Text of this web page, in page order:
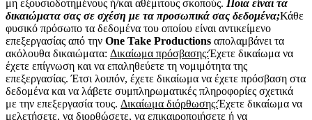
μη εξουσιοδοτημένους ή/και αθέμιτους σκοπούς. Ποια είναι τα
δικαιώματα σας σε σχέση με τα προσωπικά σας δεδομένα;Κάθε
φυσικό πρόσωπο τα δεδομένα του οποίου είναι αντικείμενο
επεξεργασίας από την One Take Productions απολαμβάνει τα
ακόλουθα δικαιώματα: Δικαίωμα πρόσβασης:Έχετε δικαίωμα να
έχετε επίγνωση και να επαληθεύετε τη νομιμότητα της
επεξεργασίας. Έτσι λοιπόν, έχετε δικαίωμα να έχετε πρόσβαση στα
δεδομένα και να λάβετε συμπληρωματικές πληροφορίες σχετικά
με την επεξεργασία τους. Δικαίωμα διόρθωσης:Έχετε δικαίωμα να
μελετήσετε, να διορθώσετε, να επικαιροποιήσετε ή να